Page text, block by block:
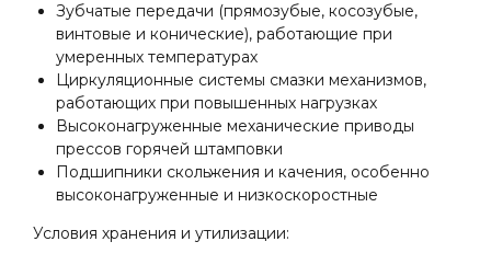
Зубчатые передачи (прямозубые, косозубые,
винтовые и конические), работающие при
умеренных температурах
Циркуляционные системы смазки механизмов,
работающих при повышенных нагрузках
Высоконагруженные механические приводы
прессов горячей штамповки
Подшипники скольжения и качения, особенно
высоконагруженные и низкоскоростные
Условия хранения и утилизации: